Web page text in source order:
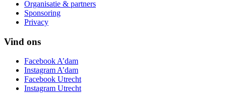
Organisatie & partners
Sponsoring
Privacy
Vind ons
Facebook A’dam
Instagram A’dam
Facebook Utrecht
Instagram Utrecht